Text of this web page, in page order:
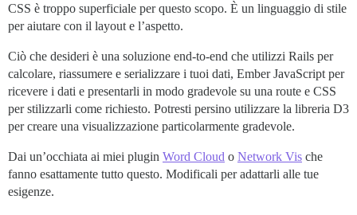
CSS è troppo superficiale per questo scopo. È un linguaggio di stile
per aiutare con il layout e l’aspetto.
Ciò che desideri è una soluzione end-to-end che utilizzi Rails per
calcolare, riassumere e serializzare i tuoi dati, Ember JavaScript per
ricevere i dati e presentarli in modo gradevole su una route e CSS
per stilizzarli come richiesto. Potresti persino utilizzare la libreria D3
per creare una visualizzazione particolarmente gradevole.
Dai un’occhiata ai miei plugin Word Cloud o Network Vis che
fanno esattamente tutto questo. Modificali per adattarli alle tue
esigenze.